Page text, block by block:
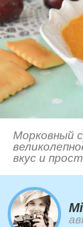
Морковный
вкус и